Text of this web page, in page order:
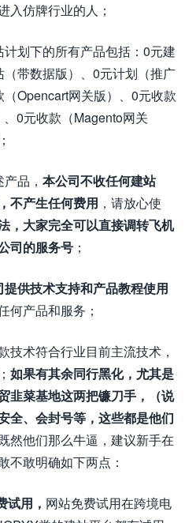
仿牌行业的人；
划下的所有产品包括：0元建
带数据版）、0元计划（推广
Opencart网关版）、0元收款
、0元收款（Magento网关
品， 本公司不收任何建站
不产生任何费用 ，请放心使
，大家完全可以直接调转飞机
司的服务号 ；
提供技术支持和产品教程使用
何产品和服务；
术符合行业目前主流技术，
如果有其余同行黑化，尤其是
韭菜基地这两把镰刀手，（说
全、会封号等，这些都是他们
然他们那么牛逼，建议新手在
不敢明确如下两点：
试用， 网站免费试用在跨境电